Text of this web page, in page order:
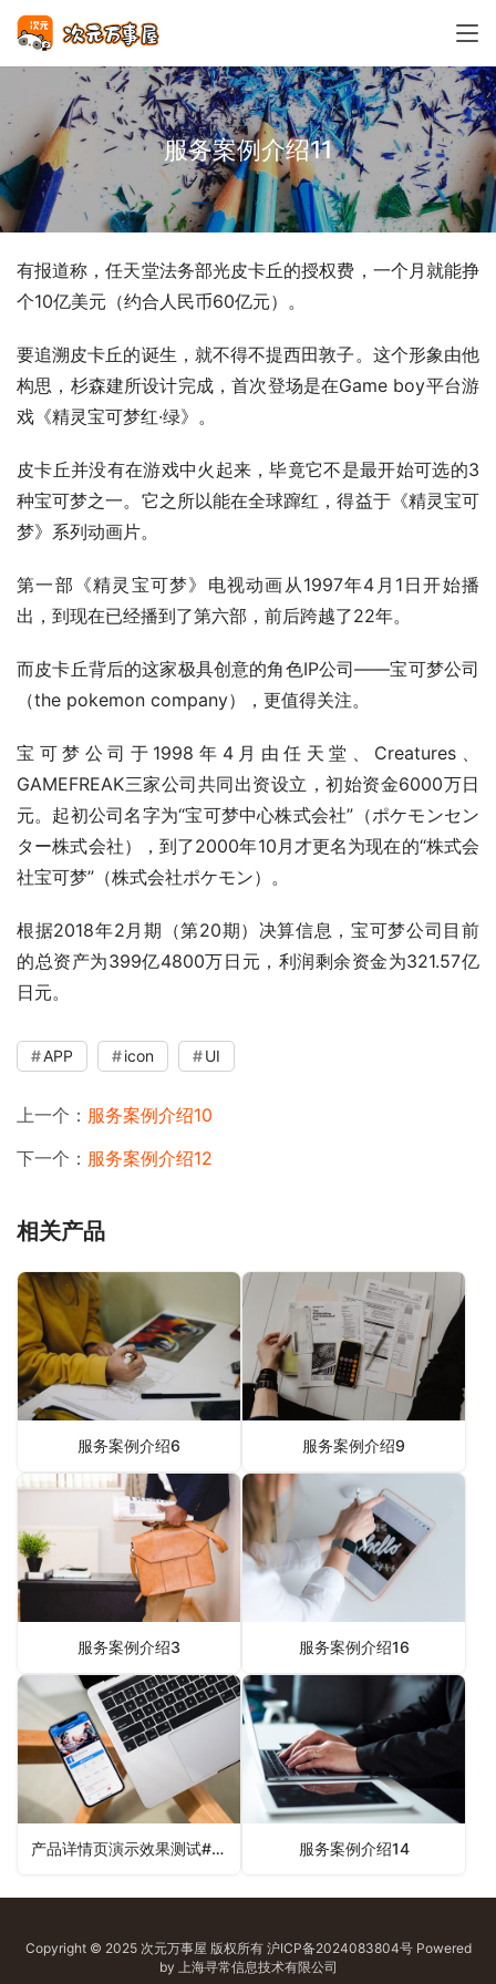
服务案例介绍11
有报道称，任天堂法务部光皮卡丘的授权费，一个月就能挣
个10亿美元（约合人民币60亿元）。
要追溯皮卡丘的诞生，就不得不提西田敦子。这个形象由他
构思，杉森建所设计完成，首次登场是在Game boy平台游
戏《精灵宝可梦红·绿》。
皮卡丘并没有在游戏中火起来，毕竟它不是最开始可选的3
种宝可梦之一。它之所以能在全球蹿红，得益于《精灵宝可
梦》系列动画片。
第一部《精灵宝可梦》电视动画从1997年4月1日开始播
出，到现在已经播到了第六部，前后跨越了22年。
而皮卡丘背后的这家极具创意的角色IP公司——宝可梦公司
（the pokemon company），更值得关注。
宝可梦公司于1998年4月由任天堂、Creatures、
GAMEFREAK三家公司共同出资设立，初始资金6000万日
元。起初公司名字为“宝可梦中心株式会社”（ポケモンセン
ター株式会社），到了2000年10月才更名为现在的“株式会
社宝可梦”（株式会社ポケモン）。
根据2018年2月期（第20期）决算信息，宝可梦公司目前
的总资产为399亿4800万日元，利润剩余资金为321.57亿
日元。
APP icon UI
上一个： 服务案例介绍10
下一个： 服务案例介绍12
相关产品
服务案例介绍6 服务案例介绍9
服务案例介绍3 服务案例介绍16
产品详情页演示效果测试#风格1 服务案例介绍14
Copyright © 2025 次元万事屋 版权所有 沪ICP备2024083804号Powered
by 上海寻常信息技术有限公司